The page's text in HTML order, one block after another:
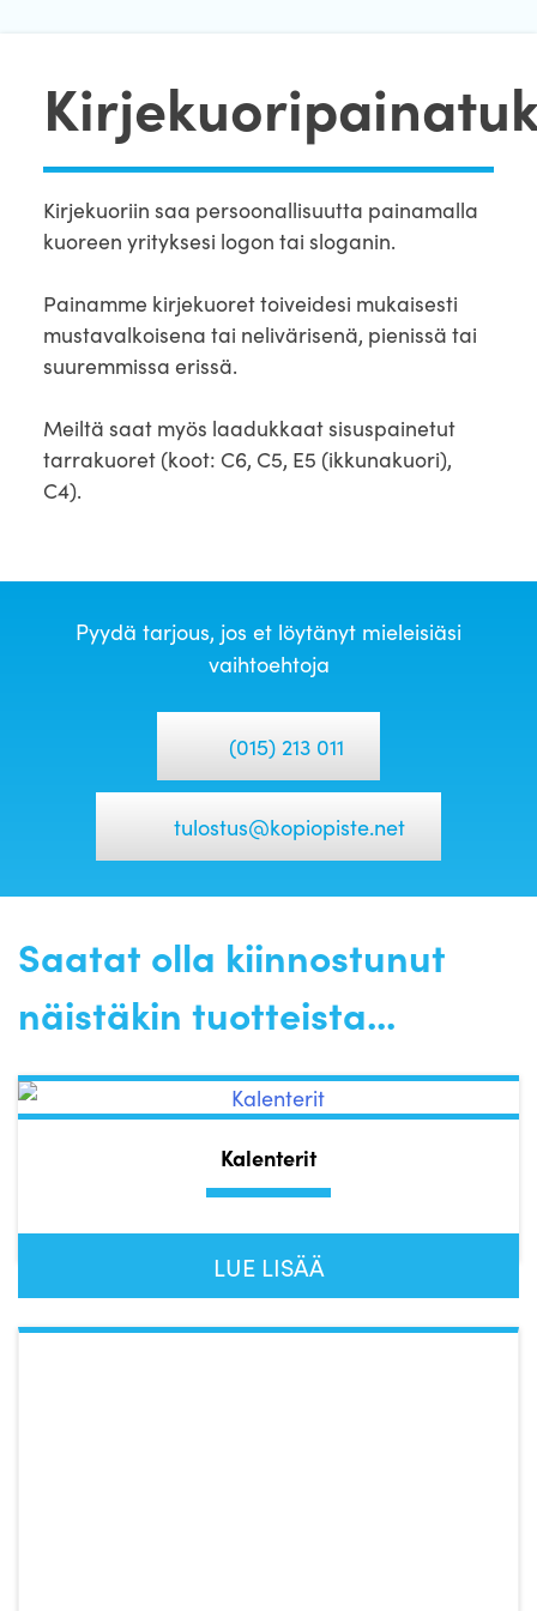
Kirjekuoriin saa persoonallisuutta painamalla
kuoreen yrityksesi logon tai sloganin.
Painamme kirjekuoret toiveidesi mukaisesti
mustavalkoisena tai nelivärisenä, pienissä tai
suuremmissa erissä.
Meiltä saat myös laadukkaat sisuspainetut
tarrakuoret (koot: C6, C5, E5 (ikkunakuori),
C4).
Pyydä tarjous, jos et löytänyt mieleisiäsi
vaihtoehtoja
(015) 213 011
tulostus@kopiopiste.net
Saatat olla kiinnostunut
näistäkin tuotteista...
Kalenterit
LUE LISÄÄ